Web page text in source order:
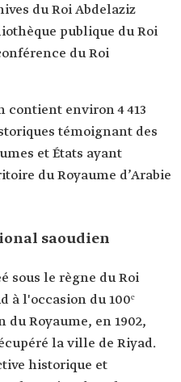
du Roi Abdelaziz
publique du Roi
du Roi
contient environ 4 413
témoignant des
et États ayant
du Royaume d’Arabie
saoudien
sous le règne du Roi
à l'occasion du 100ᵉ
Royaume, en 1902,
la ville de Riyad.
historique et